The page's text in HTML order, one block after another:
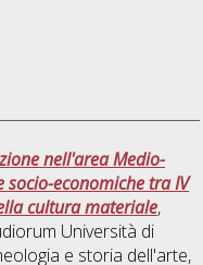
nell'area Medio-
economiche tra IV
cultura materiale,
Università di
e storia dell'arte,